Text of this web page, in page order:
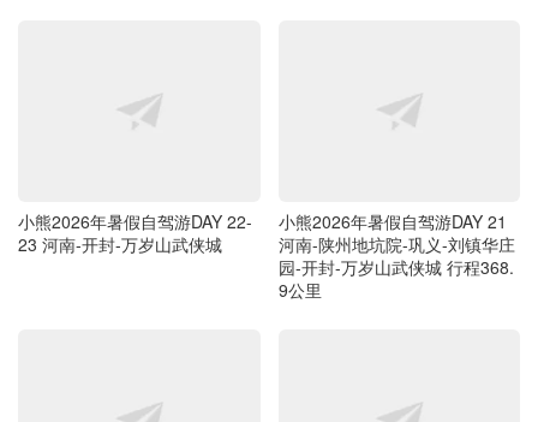
小熊2026年暑假自驾游DAY 22-
23 河南-开封-万岁山武侠城
小熊2026年暑假自驾游DAY 21
河南-陕州地坑院-巩义-刘镇华庄
园-开封-万岁山武侠城 行程368.
9公里